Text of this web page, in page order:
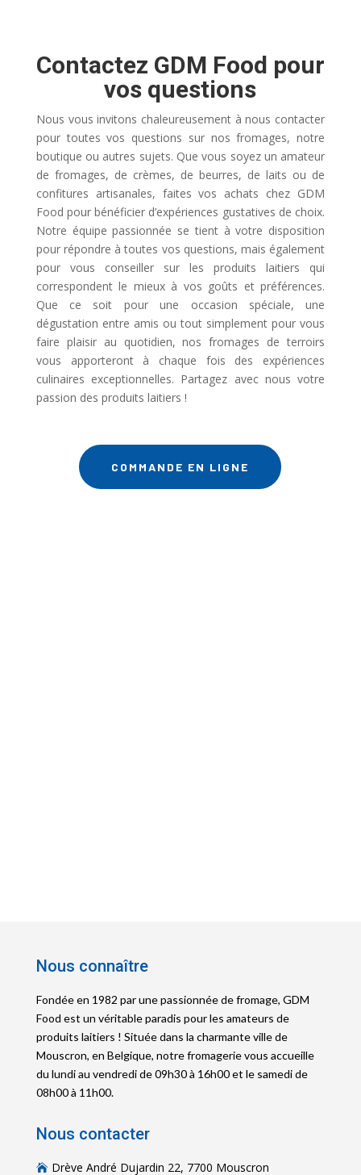
Contactez GDM Food pour
vos questions
Nous vous invitons chaleureusement à nous contacter
pour toutes vos questions sur nos fromages, notre
boutique ou autres sujets. Que vous soyez un amateur
de fromages, de crèmes, de beurres, de laits ou de
confitures artisanales, faites vos achats chez GDM
Food pour bénéficier d’expériences gustatives de choix.
Notre équipe passionnée se tient à votre disposition
pour répondre à toutes vos questions, mais également
pour vous conseiller sur les produits laitiers qui
correspondent le mieux à vos goûts et préférences.
Que ce soit pour une occasion spéciale, une
dégustation entre amis ou tout simplement pour vous
faire plaisir au quotidien, nos fromages de terroirs
vous apporteront à chaque fois des expériences
culinaires exceptionnelles. Partagez avec nous votre
passion des produits laitiers !
COMMANDE EN LIGNE
Nous connaître
Fondée en 1982 par une passionnée de fromage, GDM
Food est un véritable paradis pour les amateurs de
produits laitiers ! Située dans la charmante ville de
Mouscron, en Belgique, notre fromagerie vous accueille
du lundi au vendredi de 09h30 à 16h00 et le samedi de
08h00 à 11h00.
Nous contacter
 Drève André Dujardin 22, 7700 Mouscron